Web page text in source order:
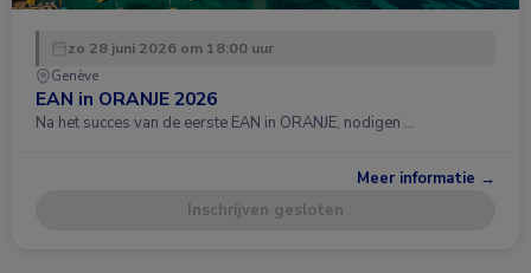
zo 28 juni 2026 om 18:00 uur
Genève
EAN in ORANJE 2026
Na het succes van de eerste EAN in ORANJE, nodigen …
Meer informatie →
Inschrijven gesloten